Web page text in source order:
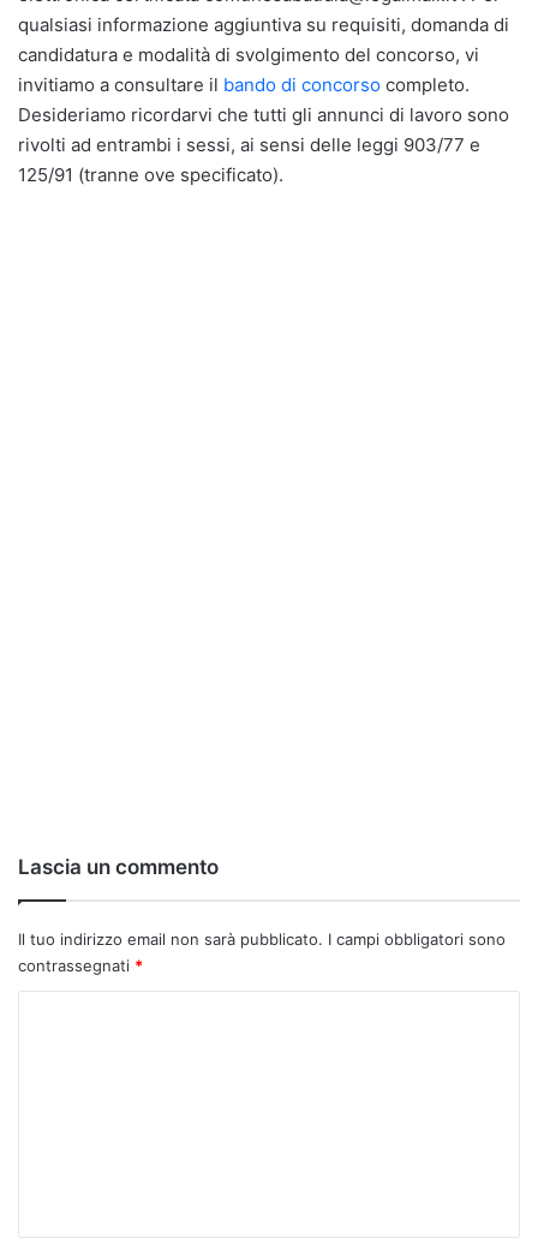
qualsiasi informazione aggiuntiva su requisiti, domanda di
candidatura e modalità di svolgimento del concorso, vi
invitiamo a consultare il bando di concorso completo.
Desideriamo ricordarvi che tutti gli annunci di lavoro sono
rivolti ad entrambi i sessi, ai sensi delle leggi 903/77 e
125/91 (tranne ove specificato).
Lascia un commento
Il tuo indirizzo email non sarà pubblicato. I campi obbligatori sono
contrassegnati *